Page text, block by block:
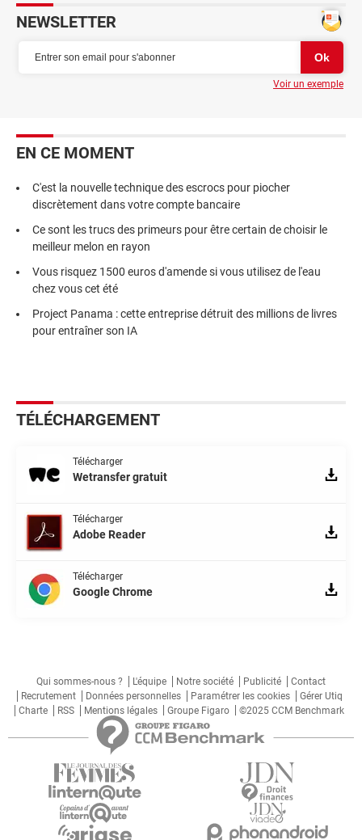
NEWSLETTER
Voir un exemple
EN CE MOMENT
C'est la nouvelle technique des escrocs pour piocher
discrètement dans votre compte bancaire
Ce sont les trucs des primeurs pour être certain de choisir le
meilleur melon en rayon
Vous risquez 1500 euros d'amende si vous utilisez de l'eau
chez vous cet été
Project Panama : cette entreprise détruit des millions de livres
pour entraîner son IA
TÉLÉCHARGEMENT
Télécharger
Wetransfer gratuit
Télécharger
Adobe Reader
Télécharger
Google Chrome
Qui sommes-nous ? L'équipe Notre société Publicité
Contact
Recrutement
Données personnelles Paramétrer les cookies
Gérer Utiq
Charte
RSS Mentions légales Groupe Figaro ©2025 CCM Benchmark